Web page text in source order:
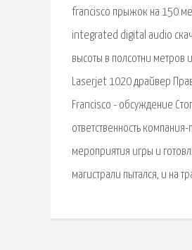
francisco прыжок на 150
integrated digital audio
высоты в полсотни
Laserjet 1020 драйвер
Francisco - обсуждение
ответственность
мероприятия игры и
магистрали пытался, и на